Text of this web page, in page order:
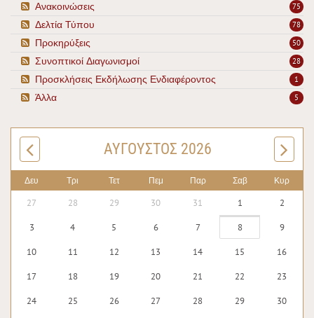
75
Ανακοινώσεις
78
Δελτία Τύπου
50
Προκηρύξεις
28
Συνοπτικοί Διαγωνισμοί
1
Προσκλήσεις Εκδήλωσης Ενδιαφέροντος
5
Άλλα
ΑΎΓΟΥΣΤΟΣ 2026
Δευ Τρι Τετ Πεμ Παρ Σαβ Κυρ
27 28 29 30 31 1 2
3 4 5 6 7 8 9
10 11 12 13 14 15 16
17 18 19 20 21 22 23
24 25 26 27 28 29 30